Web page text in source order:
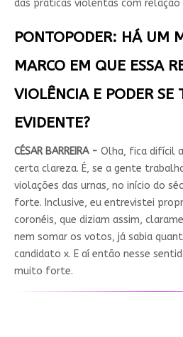
das práticas violentas com
PONTOPODER: HÁ UM
MARCO EM QUE ESSA
VIOLÊNCIA E PODER SE
EVIDENTE?
CÉSAR BARREIRA - Olha, fica difícil
certa clareza. É, se a gente
violações das urnas, no início do
forte. Inclusive, eu entrevistei
coronéis, que diziam assim,
nem somar os votos, já sabia
candidato x. E aí então nesse
muito forte.